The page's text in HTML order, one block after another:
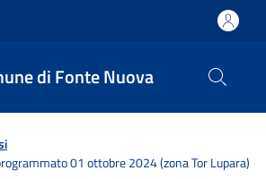
di Fonte Nuova
01 ottobre 2024 (zona Tor Lupara)